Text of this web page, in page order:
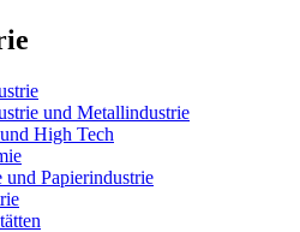
und Metallindustrie
High Tech
und Papierindustrie